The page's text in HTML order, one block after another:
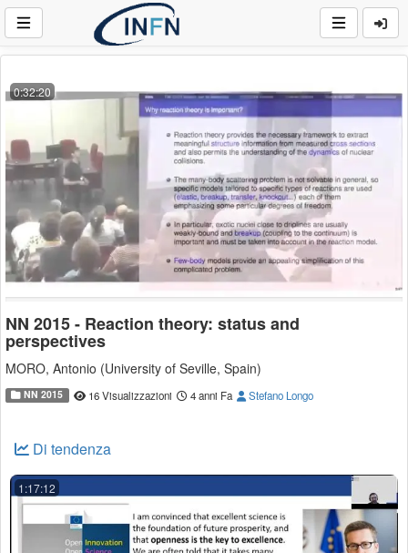
0:32:20
NN 2015 - Reaction theory: status and
perspectives
MORO, Antonio (University of Seville, Spain)
NN 2015 16 Visualizzazioni 4 anni Fa Stefano Longo
Di tendenza
1:17:12